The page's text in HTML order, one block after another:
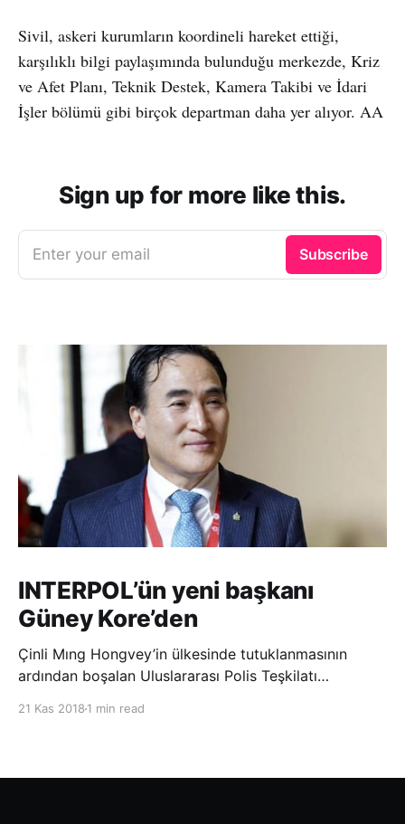
Sivil, askeri kurumların koordineli hareket ettiği,
karşılıklı bilgi paylaşımında bulunduğu merkezde, Kriz
ve Afet Planı, Teknik Destek, Kamera Takibi ve İdari
İşler bölümü gibi birçok departman daha yer alıyor. AA
Sign up for more like this.
Enter your email Subscribe
INTERPOL’ün yeni başkanı
Güney Kore’den
Çinli Mıng Hongvey’in ülkesinde tutuklanmasının
ardından boşalan Uluslararası Polis Teşkilatı
21 Kas 2018 1 min read